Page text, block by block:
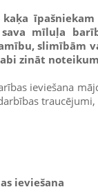
kaķa
mīluļa
slimībām
zināt
ieviešana
ieviešana